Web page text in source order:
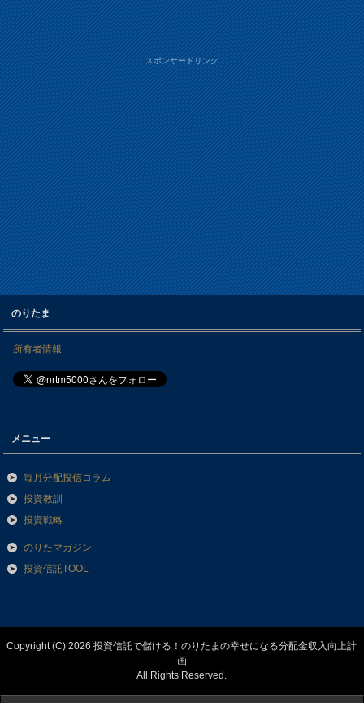
スポンサードリンク
のりたま
所有者情報
メニュー
毎月分配投信コラム
投資教訓
投資戦略
のりたマガジン
投資信託TOOL
Copyright (C) 2026 投資信託で儲ける！のりたまの幸せになる分配金収入向上計
画
All Rights Reserved.